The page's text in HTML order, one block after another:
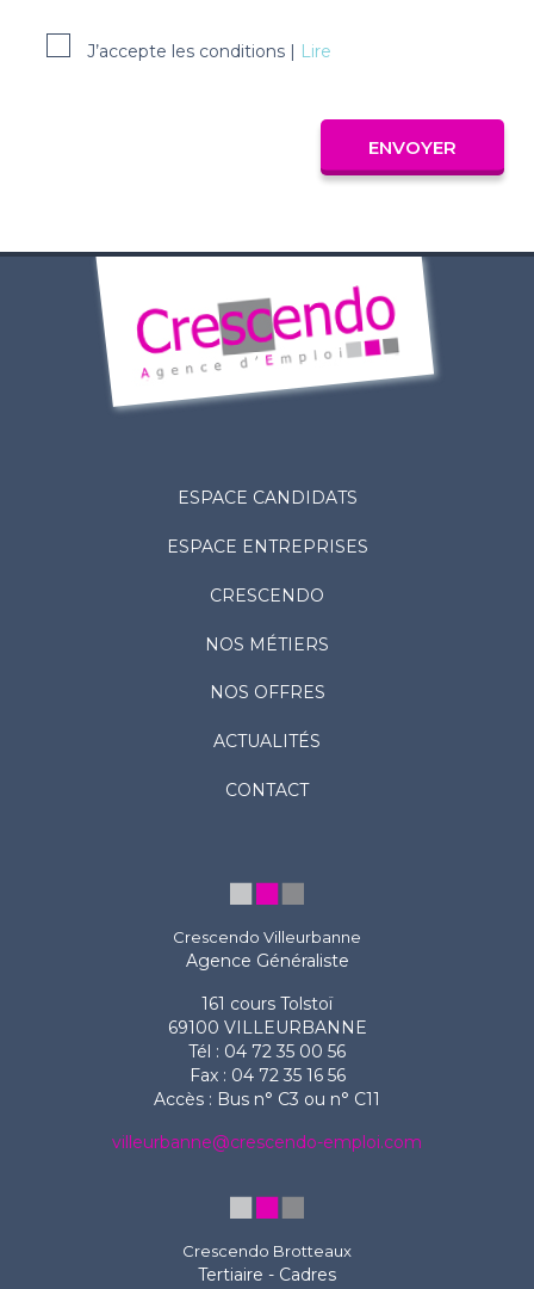
J’accepte les conditions | Lire
ESPACE CANDIDATS
ESPACE ENTREPRISES
CRESCENDO
NOS MÉTIERS
NOS OFFRES
ACTUALITÉS
CONTACT
Crescendo Villeurbanne
Agence Généraliste
161 cours Tolstoï
69100 VILLEURBANNE
Tél : 04 72 35 00 56
Fax : 04 72 35 16 56
Accès : Bus n° C3 ou n° C11
villeurbanne@crescendo-emploi.com
Crescendo Brotteaux
Tertiaire - Cadres